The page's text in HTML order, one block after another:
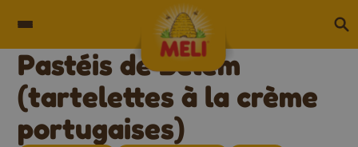
Pastéis de Belém
(tartelettes à la crème
portugaises)